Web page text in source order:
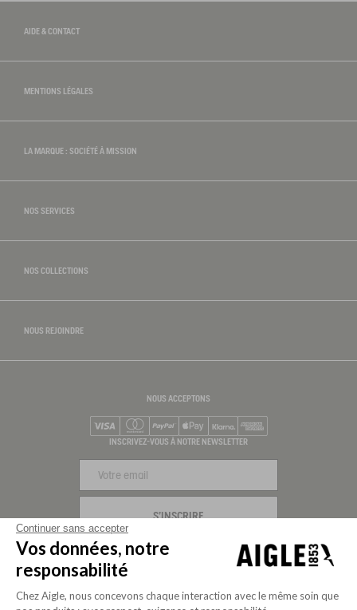
AIDE & CONTACT
MENTIONS LÉGALES
LA MARQUE : SOCIÉTÉ À MISSION
NOS SERVICES
NOS COLLECTIONS
NOUS REJOINDRE
NOUS ACCEPTONS
Visa Mastercard
PayPalApple PayKlarna
INSCRIVEZ-VOUS À NOTRE NEWSLETTER
S'INSCRIRE
Continuer sans accepter
Vos données, notre
responsabilité
Chez Aigle, nous concevons chaque interaction avec le même soin que